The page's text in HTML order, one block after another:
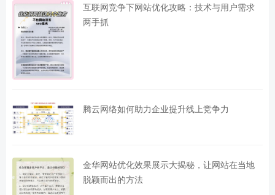
互联网竞争下网站优化攻略：技术与用户需求
两手抓
腾云网络如何助力企业提升线上竞争力
金华网站优化效果展示大揭秘，让网站在当地
脱颖而出的方法